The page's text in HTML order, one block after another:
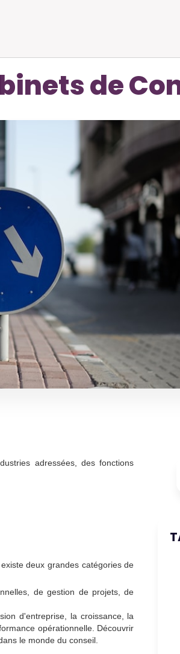
de
adressées, des fonctions
deux grandes catégories de
de gestion de projets, de
d'entreprise, la croissance, la
opérationnelle. Découvrir
le monde du conseil.